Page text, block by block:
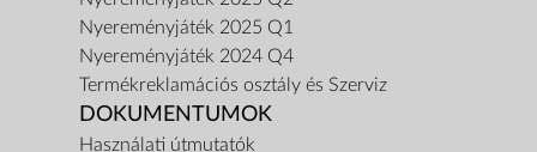
Nyereményjáték 2025 Q1
Nyereményjáték 2024 Q4
Termékreklamációs osztály és Szerviz
DOKUMENTUMOK
Használati útmutatók